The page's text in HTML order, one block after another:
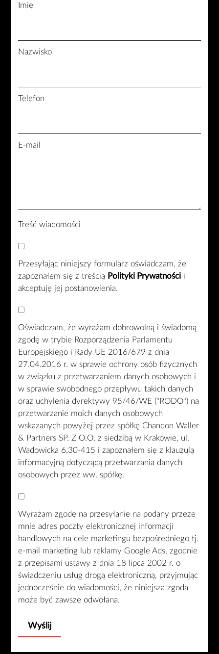
Imię
Nazwisko
Telefon
E-mail
Treść wiadomości
Przesyłając niniejszy formularz oświadczam, że
zapoznałem się z treścią Polityki Prywatności i
akceptuję jej postanowienia.
Oświadczam, że wyrażam dobrowolną i świadomą
zgodę w trybie Rozporządzenia Parlamentu
Europejskiego i Rady UE 2016/679 z dnia
27.04.2016 r. w sprawie ochrony osób fizycznych
w związku z przetwarzaniem danych osobowych i
w sprawie swobodnego przepływu takich danych
oraz uchylenia dyrektywy 95/46/WE ("RODO") na
przetwarzanie moich danych osobowych
wskazanych powyżej przez spółkę Chandon Waller
& Partners SP. Z O.O. z siedzibą w Krakowie, ul.
Wadowicka 6,30-415 i zapoznałem się z klauzulą
informacyjną dotyczącą przetwarzania danych
osobowych przez ww. spółkę.
Wyrażam zgodę na przesyłanie na podany przeze
mnie adres poczty elektronicznej informacji
handlowych na cele marketingu bezpośredniego tj.
e-mail marketing lub reklamy Google Ads, zgodnie
z przepisami ustawy z dnia 18 lipca 2002 r. o
świadczeniu usług drogą elektroniczną, przyjmując
jednocześnie do wiadomości, że niniejsza zgoda
może być zawsze odwołana.